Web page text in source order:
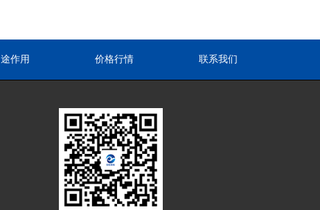
作用 价格行情 联系我们